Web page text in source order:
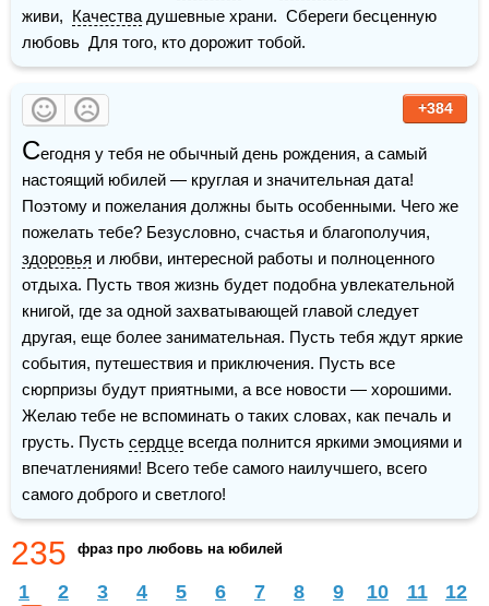
живи, Качества душевные храни.  Сбереги бесценную
любовь  Для того, кто дорожит тобой.
+384
Сегодня у тебя не обычный день рождения, а самый
настоящий юбилей — круглая и значительная дата!
Поэтому и пожелания должны быть особенными. Чего же
здоровья и любви, интересной работы и полноценного
отдыха. Пусть твоя жизнь будет подобна увлекательной
книгой, где за одной захватывающей главой следует
другая, еще более занимательная. Пусть тебя ждут яркие
события, путешествия и приключения. Пусть все
сюрпризы будут приятными, а все новости — хорошими.
Желаю тебе не вспоминать о таких словах, как печаль и
грусть. Пусть сердце всегда полнится яркими эмоциями и
впечатлениями! Всего тебе самого наилучшего, всего
самого доброго и светлого!
235 фраз про любовь на юбилей
1 2 3 4 5 6 7 8 9 10 11 12